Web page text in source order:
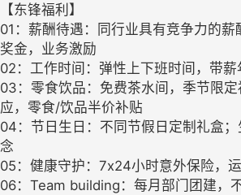
【东锋福利】
01：薪酬待遇：同行业具有竞争力的薪
奖金，业务激励
02：工作时间：弹性上下班时间，带薪
03：零食饮品：免费茶水间，季节限
应，零食/饮品半价补贴
04：节日生日：不同节假日定制礼盒
念
05：健康守护：7x24小时意外保险，
06：Team building：每月部门团建，